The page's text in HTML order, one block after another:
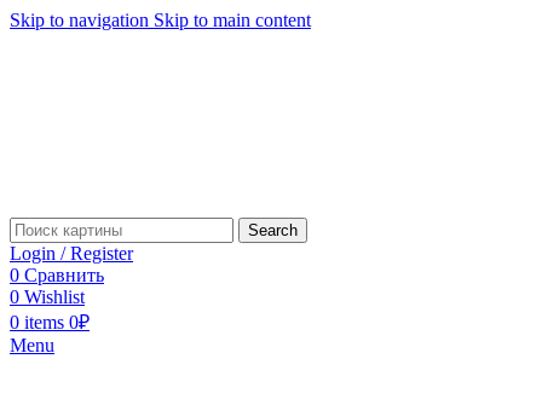
Skip to navigation Skip to main content
Search
Login / Register
0 Сравнить
0 Wishlist
0 items 0₽
Menu